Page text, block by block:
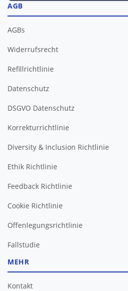
AGB
AGBs
Widerrufsrecht
Refillrichtlinie
Datenschutz
DSGVO Datenschutz
Korrekturrichtlinie
Diversity & Inclusion Richtlinie
Ethik Richtlinie
Feedback Richtlinie
Cookie Richtlinie
Offenlegungsrichtlinie
Fallstudie
MEHR
Kontakt